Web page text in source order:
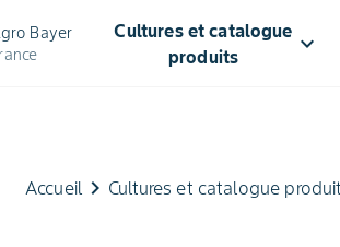
Bayer
Cultures et catalogue
produits
keyboard_arrow_down
Accueil keyboard_arrow_right Cultures et catalogue